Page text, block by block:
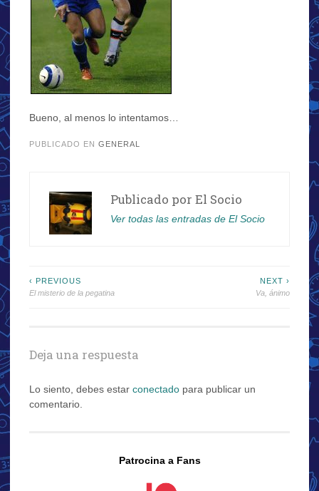
Bueno, al menos lo intentamos…
PUBLICADO EN GENERAL
Publicado por El Socio
Ver todas las entradas de El Socio
Navegación
‹ PREVIOUS
El misterio de la pegatina
NEXT ›
Va, ánimo
Deja una respuesta
Lo siento, debes estar conectado para publicar un
comentario.
Patrocina a Fans